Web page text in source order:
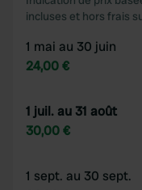
incluses et hors frais
1 mai au 30 juin
24,00 €
1 juil. au 31 août
30,00 €
1 sept. au 30 sept.